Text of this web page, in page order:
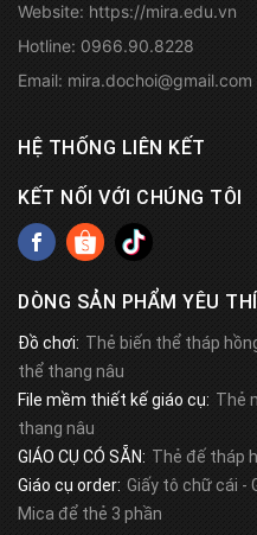
Website: https://mira.edu.vn
Hotline: 0966.90.8228
Email: mira.dochoi@gmail.com
HỆ THỐNG LIÊN KẾT
KẾT NỐI VỚI CHÚNG TÔI
DÒNG SẢN PHẨM YÊU
Đồ chơi: Thẻ biến thể tháp
thể thang nâu
File mềm thiết kế giáo cụ: Thẻ
thang nâu
GIÁO CỤ CÓ SẴN: Thẻ đế tháp
Giáo cụ order: Giấy tô chữ cái -
Mica để thẻ 3 phần